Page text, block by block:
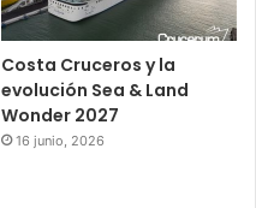
Costa Cruceros y la
evolución Sea & Land
Wonder 2027
16 junio, 2026